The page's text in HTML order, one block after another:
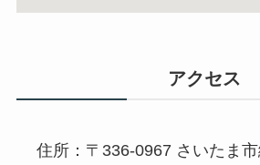
アクセス
住所：〒 336-0967 さいたま